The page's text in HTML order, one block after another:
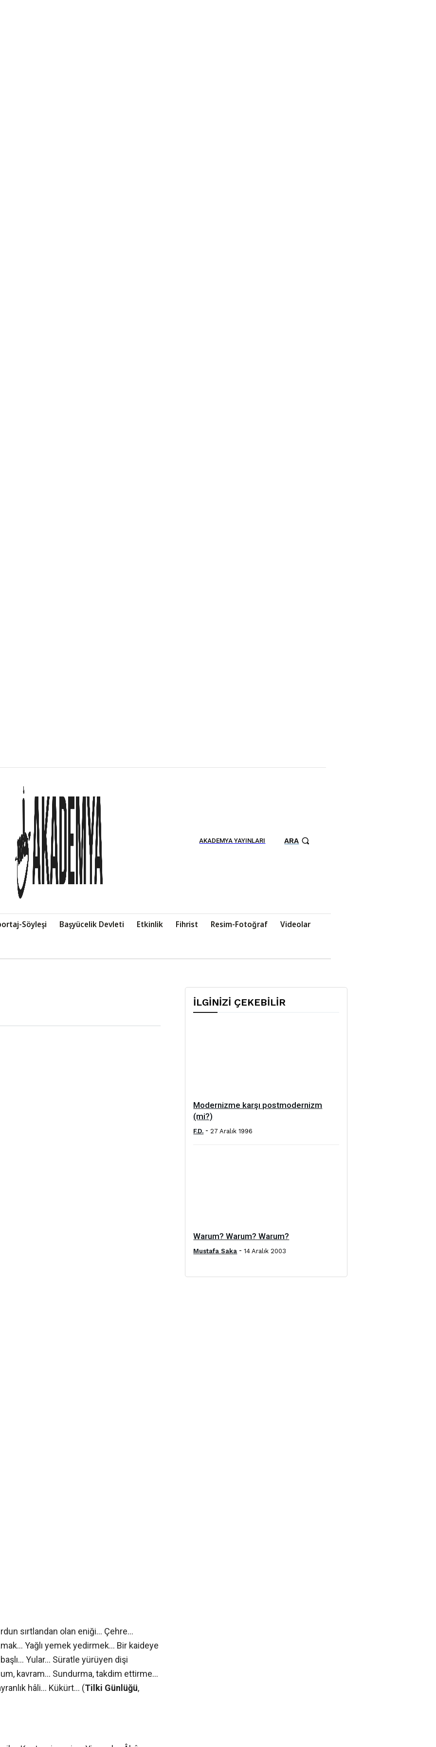
AKADEMYA YAYINLARI ARA
Söyleşi Başyücelik Devleti Etkinlik Fihrist Resim-Fotoğraf Videolar
sırtlandan olan eniği… Çehre…
Yağlı yemek yedirmek… Bir kaideye
Yular… Süratle yürüyen dişi
kavram… Sundurma, takdim ettirme…
hâli… Kükürt… (Tilki Günlüğü,
İLGİNİZİ ÇEKEBİLİR
Modernizme karşı postmodernizm
(mi?)
F.D. - 27 Aralık 1996
Warum? Warum? Warum?
Mustafa Saka - 14 Aralık 2003